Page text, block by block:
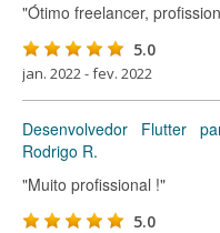
"Ótimo freelancer,
5.0
jan. 2022 - fev. 2022
Desenvolvedor Flutter
Rodrigo R.
"Muito profissional !"
5.0